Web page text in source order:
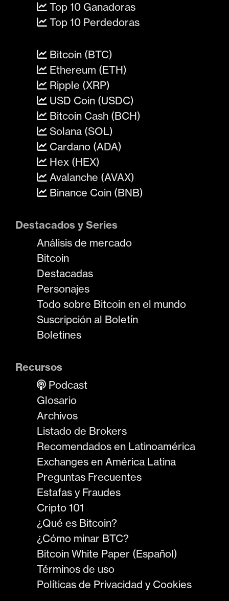
Top 10 Ganadoras
Top 10 Perdedoras
Bitcoin (BTC)
Ethereum (ETH)
Ripple (XRP)
USD Coin (USDC)
Bitcoin Cash (BCH)
Solana (SOL)
Cardano (ADA)
Hex (HEX)
Avalanche (AVAX)
Binance Coin (BNB)
Destacados y Series
Análisis de mercado
Bitcoin
Destacadas
Personajes
Todo sobre Bitcoin en el mundo
Suscripción al Boletín
Boletines
Recursos
Podcast
Glosario
Archivos
Listado de Brokers
Recomendados en Latinoamérica
Exchanges en América Latina
Preguntas Frecuentes
Estafas y Fraudes
Cripto 101
¿Qué es Bitcoin?
¿Cómo minar BTC?
Bitcoin White Paper (Español)
Términos de uso
Políticas de Privacidad y Cookies